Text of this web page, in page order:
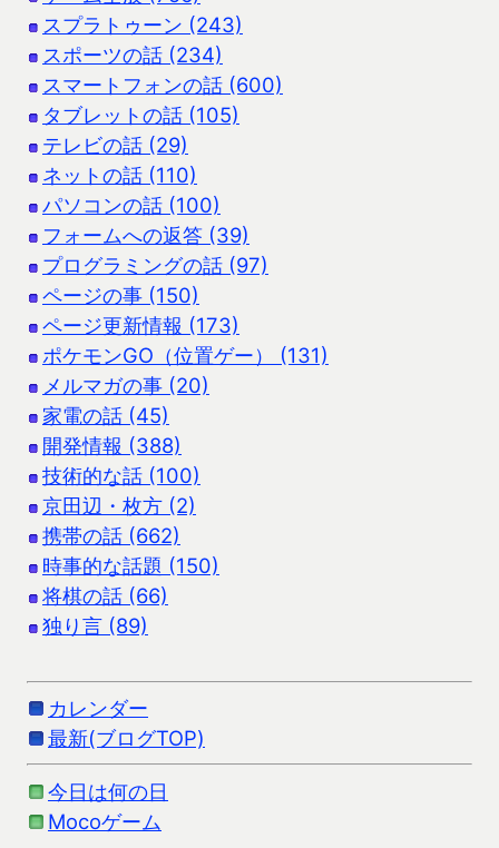
スプラトゥーン (243)
スポーツの話 (234)
スマートフォンの話 (600)
タブレットの話 (105)
テレビの話 (29)
ネットの話 (110)
パソコンの話 (100)
フォームへの返答 (39)
プログラミングの話 (97)
ページの事 (150)
ページ更新情報 (173)
ポケモンGO（位置ゲー） (131)
メルマガの事 (20)
家電の話 (45)
開発情報 (388)
技術的な話 (100)
京田辺・枚方 (2)
携帯の話 (662)
時事的な話題 (150)
将棋の話 (66)
独り言 (89)
カレンダー
最新(ブログTOP)
今日は何の日
Mocoゲーム